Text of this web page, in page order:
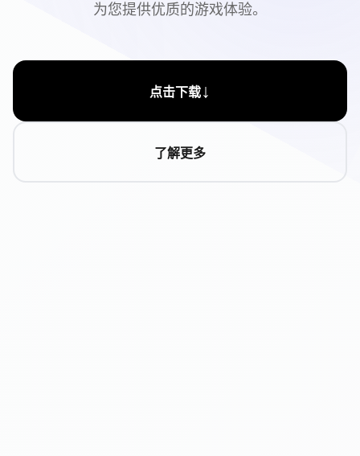
为您提供优质的游戏体验。
点击下载↓
了解更多